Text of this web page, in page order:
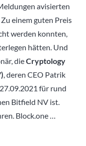
avisierten
einem guten Preis
werden konnten,
hätten. Und
dieCryptology
, deren CEO Patrik
für rund
Bitfield NV ist.
Block.one …